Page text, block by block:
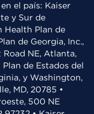
el país: Kaiser
y Sur de
Health Plan de
de Georgia, Inc.,
NE, Atlanta,
de Estados del
y Washington,
MD, 20785 •
500 NE